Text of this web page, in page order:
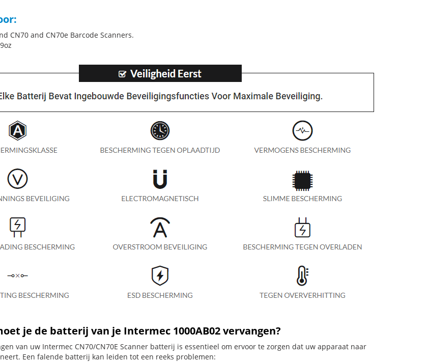
CN70 and CN70e Barcode Scanners.
je de batterij van je Intermec 1000AB02 vervangen?
van uw Intermec CN70/CN70E Scanner batterij is essentieel om ervoor te zorgen dat uw apparaat naar
Een falende batterij kan leiden tot een reeks problemen: